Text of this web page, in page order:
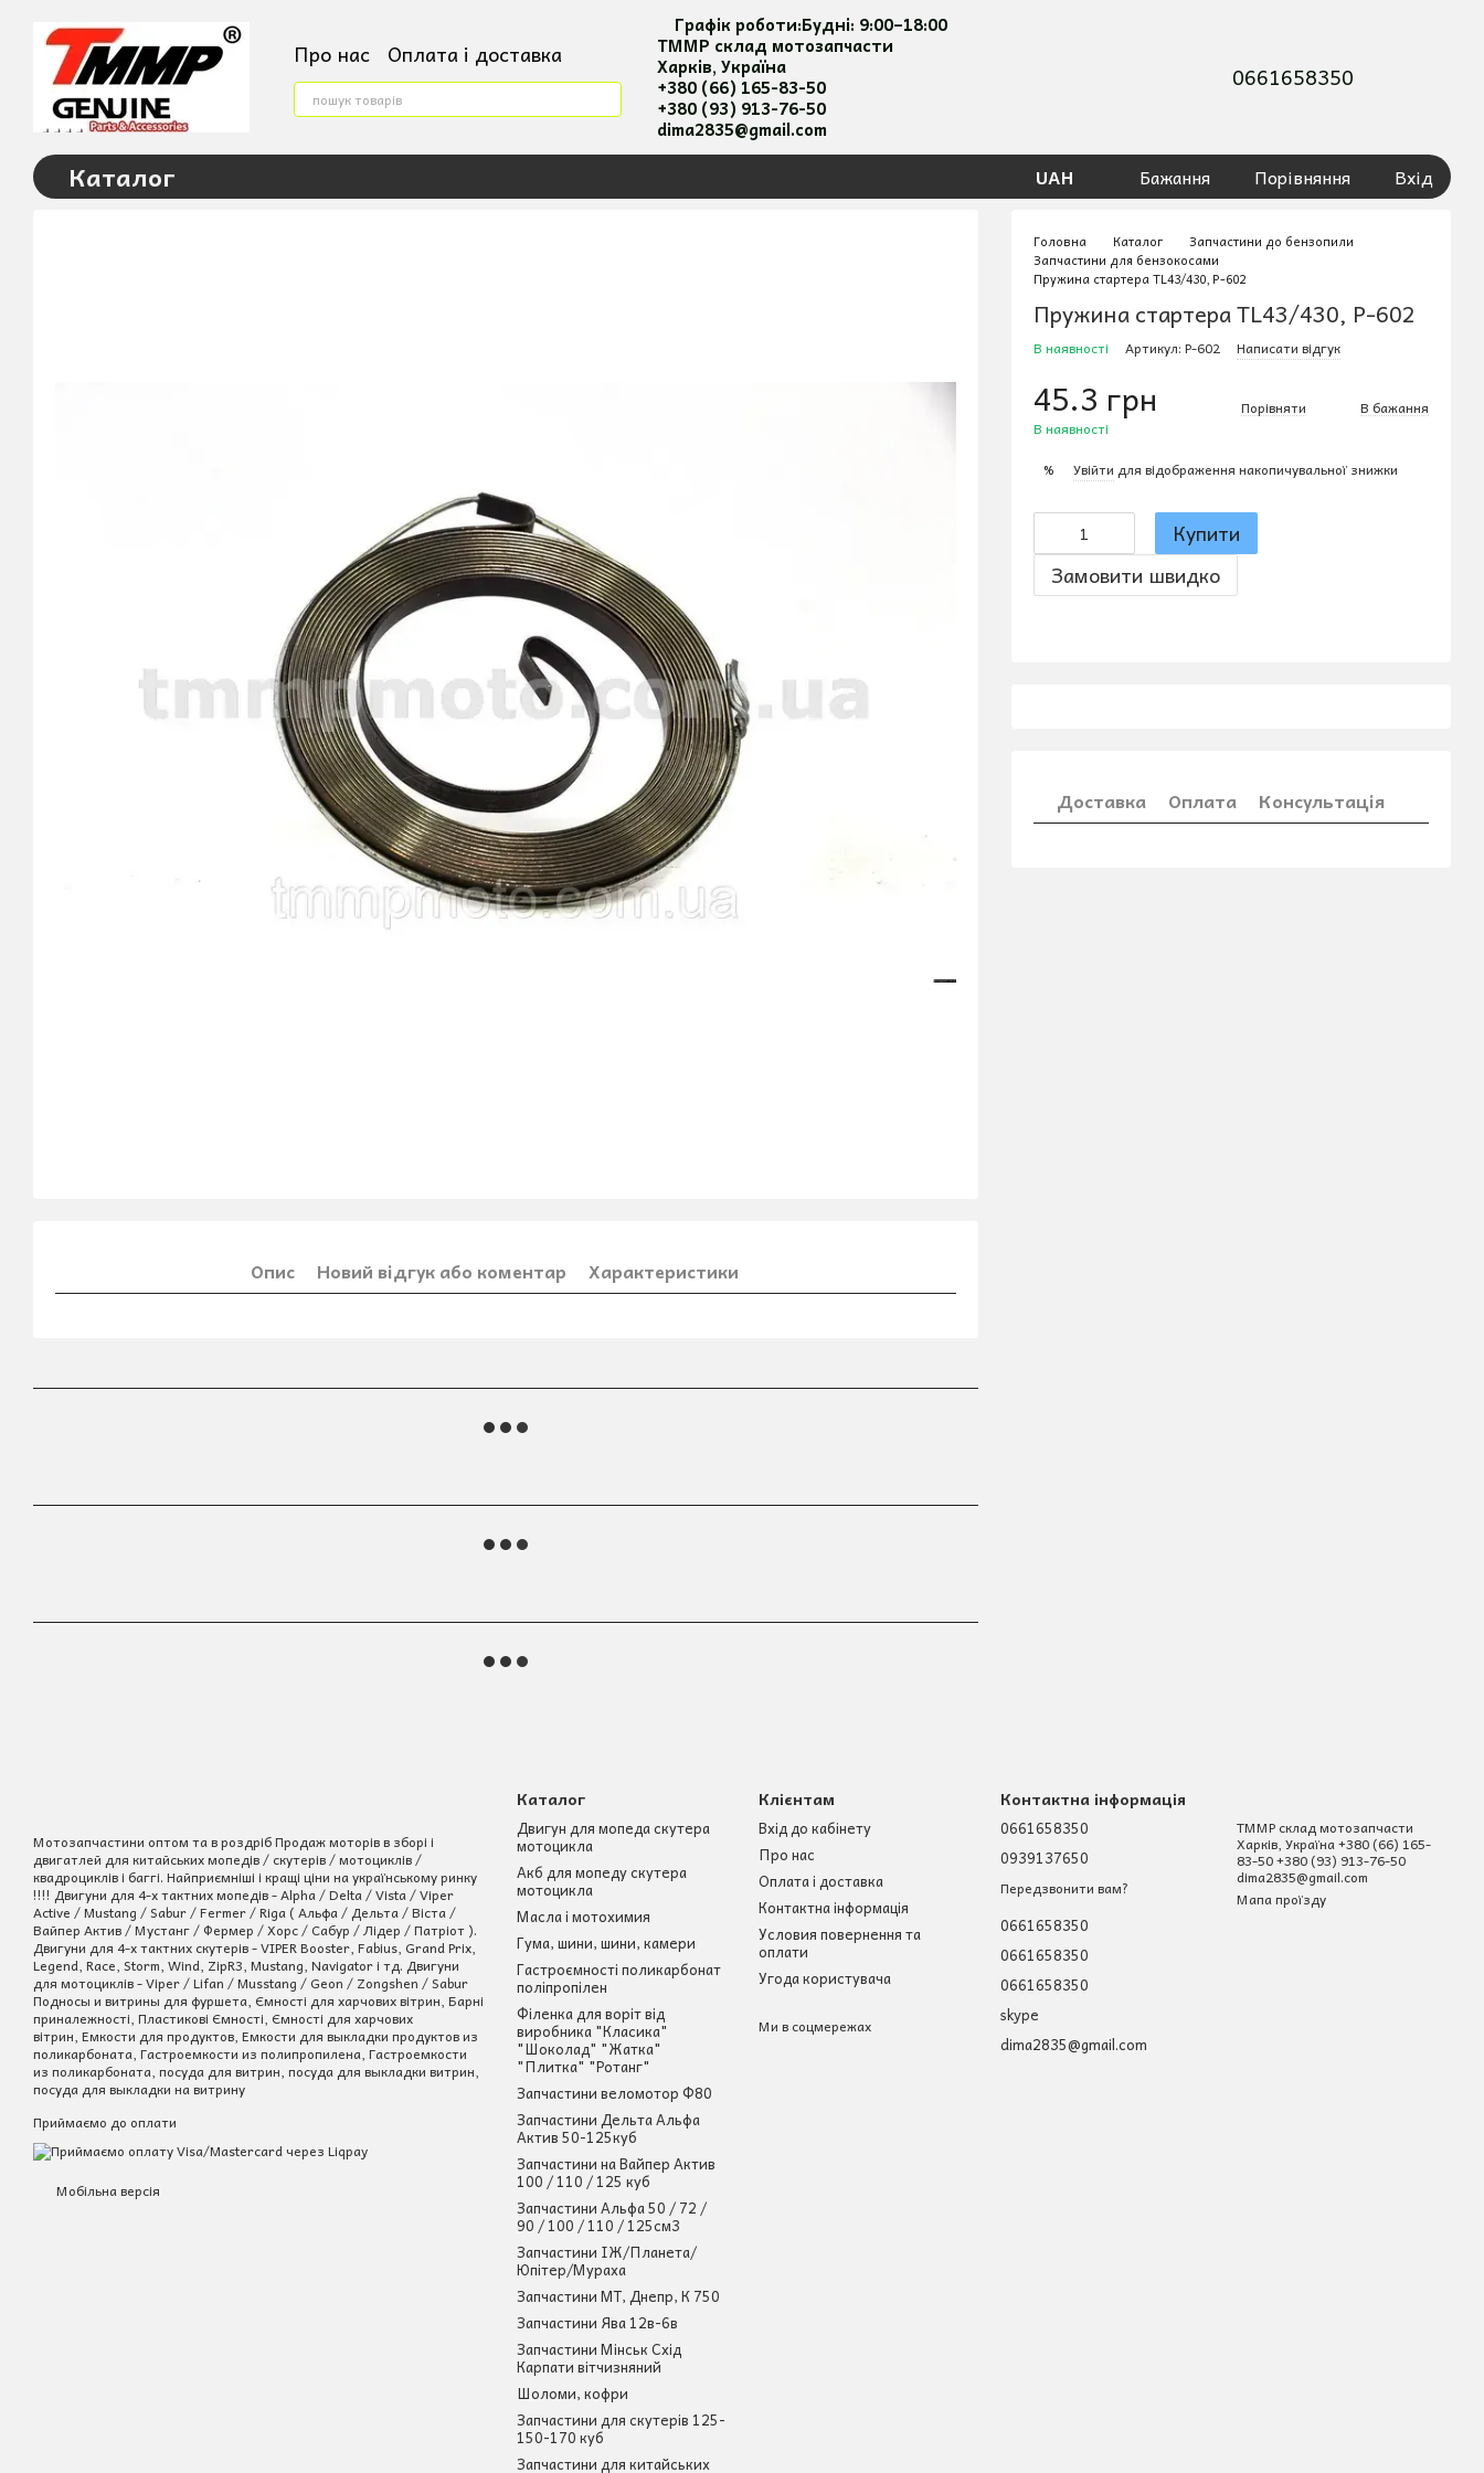
Про нас Оплата і доставка
Контактна інформація
Условия повернення та оплати
Угода користувача
Графік роботи:Будні: 9:00–18:00
ТММР склад мотозапчасти
Харків, Україна
+380 (66) 165-83-50
+380 (93) 913-76-50
dima2835@gmail.com
0661658350
Каталог UAH Бажання Порівняння Вхід
Головна Каталог
Запчастини до бензопили
Запчастини для бензокосами
Пружина стартера TL43/430, P-602
Пружина стартера TL43/430, P-602
В наявності Артикул: P-602 Написати відгук
45.3 грн
В наявності
Порівняти В бажання
% Увійти для відображення накопичувальної знижки
Купити
Замовити швидко
Доставка Оплата Консультація
Опис Новий відгук або коментар Характеристики
Мотозапчастини оптом та в роздріб Продаж моторів в зборі і
двигатлей для китайських мопедів / скутерів / мотоциклів /
квадроциклів і баггі. Найприємніші і кращі ціни на українському ринку
!!!! Двигуни для 4-х тактних мопедів - Alpha / Delta / Vista / Viper
Active / Mustang / Sabur / Fermer / Riga ( Альфа / Дельта / Віста /
Вайпер Актив / Мустанг / Фермер / Хорс / Сабур / Лідер / Патріот ).
Двигуни для 4-х тактних скутерів - VIPER Booster, Fabius, Grand Prix,
Legend, Race, Storm, Wind, ZipR3, Mustang, Navigator і тд. Двигуни
для мотоциклів - Viper / Lifan / Musstang / Geon / Zongshen / Sabur
Подносы и витрины для фуршета, Ємності для харчових вітрин, Барні
приналежності, Пластикові Ємності, Ємності для харчових
вітрин, Емкости для продуктов, Емкости для выкладки продуктов из
поликарбоната, Гастроемкости из полипропилена, Гастроемкости
из поликарбоната, посуда для витрин, посуда для выкладки витрин,
посуда для выкладки на витрину
Приймаємо до оплати
Мобільна версія
Каталог
Двигун для мопеда скутера
мотоцикла
Акб для мопеду скутера
мотоцикла
Масла і мотохимия
Гума, шини, шини, камери
Гастроємності поликарбонат
поліпропілен
Філенка для воріт від
виробника "Класика"
"Шоколад" "Жатка"
"Плитка" "Ротанг"
Запчастини веломотор Ф80
Запчастини Дельта Альфа
Актив 50-125куб
Запчастини на Вайпер Актив
100 / 110 / 125 куб
Запчастини Альфа 50 / 72 /
90 / 100 / 110 / 125см3
Запчастини ІЖ/Планета/
Юпітер/Мураха
Запчастини МТ, Днепр, К 750
Запчастини Ява 12в-6в
Запчастини Мінськ Схід
Карпати вітчизняний
Шоломи, кофри
Запчастини для скутерів 125-
150-170 куб
Запчастини для китайських
Клієнтам
Вхід до кабінету
Про нас
Оплата і доставка
Контактна інформація
Условия повернення та
оплати
Угода користувача
Ми в соцмережах
Контактна інформація
0661658350
0939137650
Передзвонити вам?
0661658350
0661658350
0661658350
skype
dima2835@gmail.com
ТММР склад мотозапчасти
Харків, Україна +380 (66) 165-
83-50 +380 (93) 913-76-50
dima2835@gmail.com
Мапа проїзду